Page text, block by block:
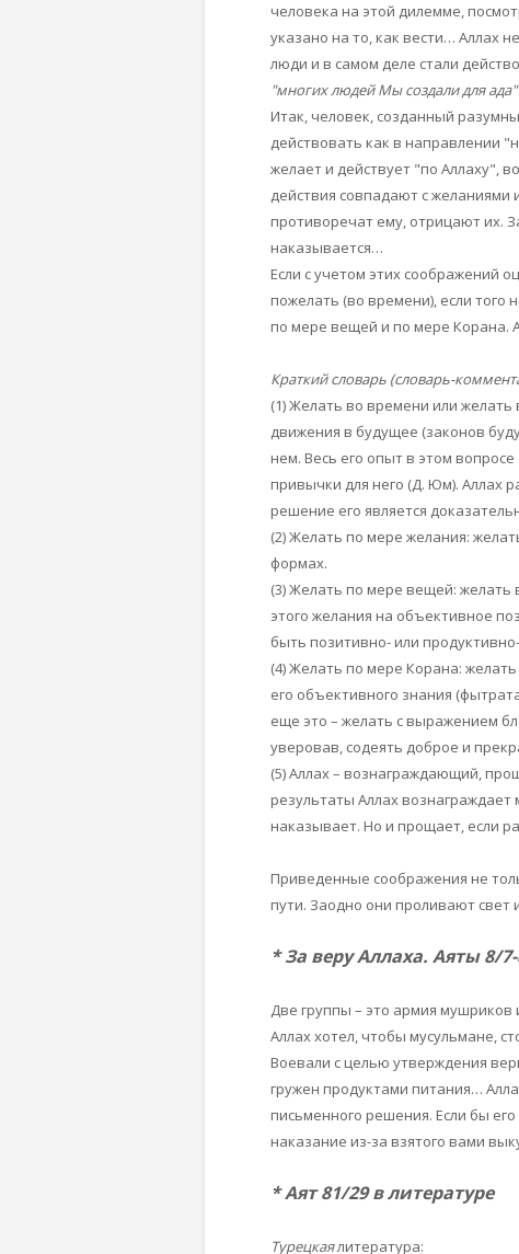
человека на этой дилемме,
указано на то, как вести… Аллах
люди и в самом деле стали
"многих людей Мы создали для ада"
Итак, человек, созданный
действовать как в направлении
желает и действует "по Аллаху",
действия совпадают с желаниями
противоречат ему, отрицают их.
наказывается…
Если с учетом этих соображений
пожелать (во времени), если
по мере вещей и по мере
Краткий словарь (словарь-
(1) Желать во времени или
движения в будущее (законов
нем. Весь его опыт в этом
привычки для него (Д. Юм). Аллах
решение его является
(2) Желать по мере желания:
формах.
(3) Желать по мере вещей: желать
этого желания на объективное
быть позитивно- или
(4) Желать по мере Корана:
его объективного знания
еще это – желать с выражением
уверовав, содеять доброе и
(5) Аллах – вознаграждающий,
результаты Аллах вознаграждает
наказывает. Но и прощает, если
Приведенные соображения не
пути. Заодно они проливают свет
* За веру Аллаха. Аяты 8/
Две группы – это армия мушриков
Аллах хотел, чтобы мусульмане,
Воевали с целью утверждения
гружен продуктами питания…
письменного решения. Если бы
наказание из-за взятого вами
* Аят 81/29 в литературе
Турецкаялитература: